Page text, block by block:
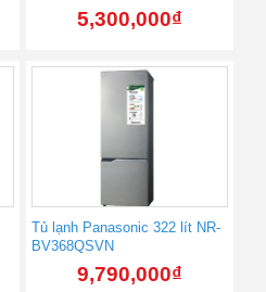
5,300,000₫
Tủ lạnh Panasonic 322 lít NR-
BV368QSVN
9,790,000₫